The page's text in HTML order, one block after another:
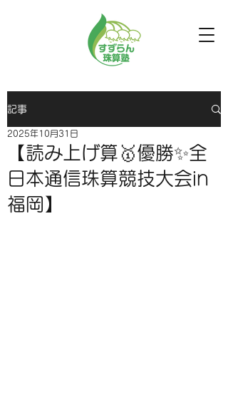
記事
【読み上げ算🥇優勝✨全
日本通信珠算競技大会in
福岡】
2025年10月31日